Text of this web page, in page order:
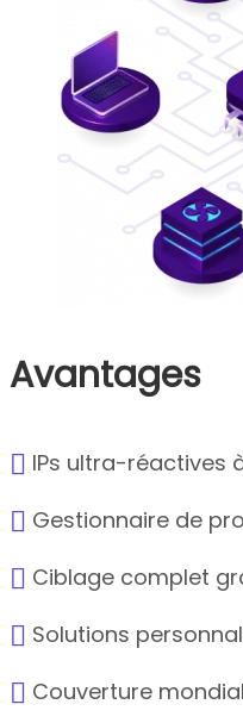
Avantages
IPs ultra-réactives
Gestionnaire de
Ciblage complet
Solutions
Couverture